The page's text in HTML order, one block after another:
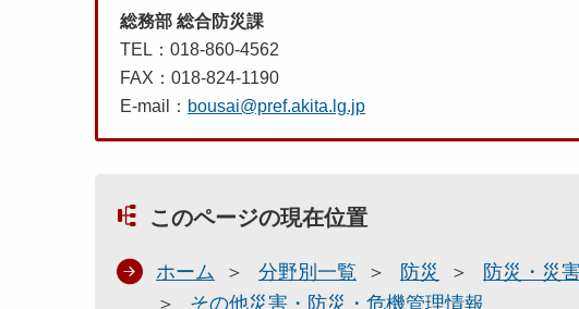
総務部 総合防災課
TEL：018-860-4562
FAX：018-824-1190
E-mail： bousai@pref.akita.lg.jp
このページの現在位置
ホーム 分野別一覧 防災
防災・災
その他災害・防災・危機管理情報